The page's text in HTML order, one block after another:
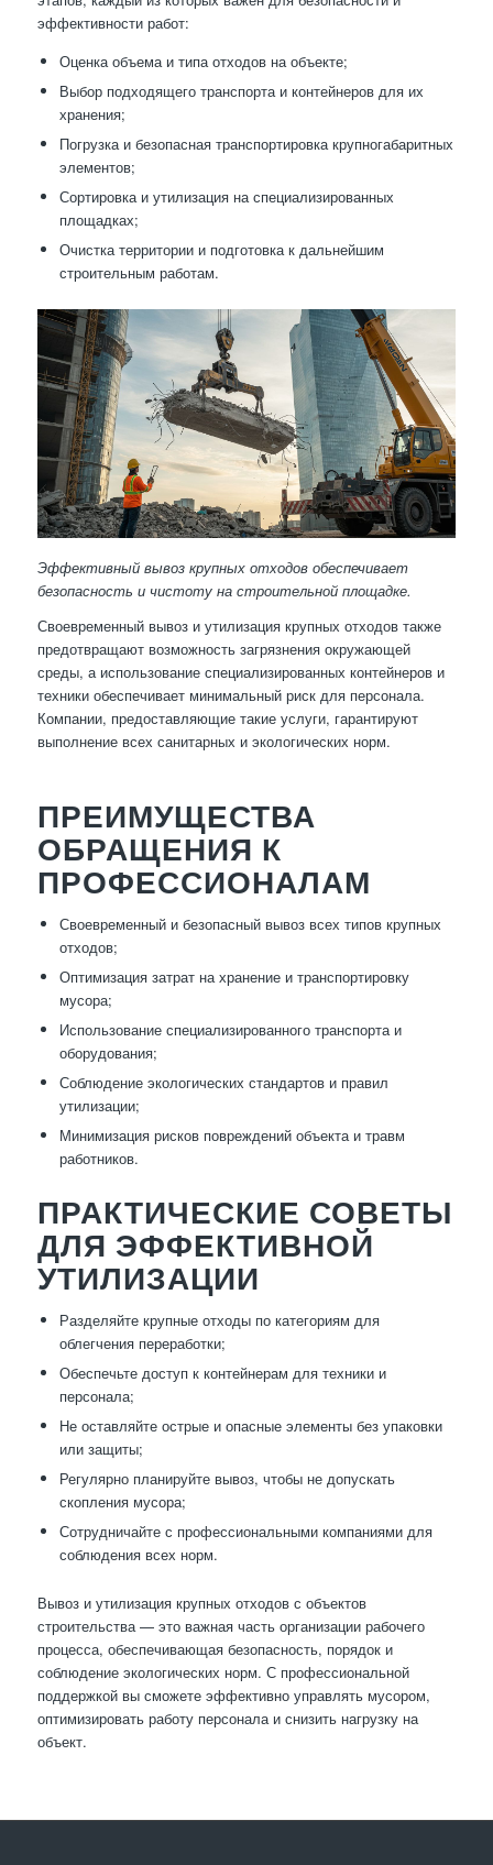
эффективности работ:
Оценка объема и типа отходов на объекте;
Выбор подходящего транспорта и контейнеров для их
хранения;
Погрузка и безопасная транспортировка крупногабаритных
элементов;
Сортировка и утилизация на специализированных
площадках;
Очистка территории и подготовка к дальнейшим
строительным работам.
Эффективный вывоз крупных отходов обеспечивает
безопасность и чистоту на строительной площадке.
Своевременный вывоз и утилизация крупных отходов также
предотвращают возможность загрязнения окружающей
среды, а использование специализированных контейнеров и
техники обеспечивает минимальный риск для персонала.
Компании, предоставляющие такие услуги, гарантируют
выполнение всех санитарных и экологических норм.
ПРЕИМУЩЕСТВА
ОБРАЩЕНИЯ К
ПРОФЕССИОНАЛАМ
Своевременный и безопасный вывоз всех типов крупных
отходов;
Оптимизация затрат на хранение и транспортировку
мусора;
Использование специализированного транспорта и
оборудования;
Соблюдение экологических стандартов и правил
утилизации;
Минимизация рисков повреждений объекта и травм
работников.
ПРАКТИЧЕСКИЕ СОВЕТЫ
ДЛЯ ЭФФЕКТИВНОЙ
УТИЛИЗАЦИИ
Разделяйте крупные отходы по категориям для
облегчения переработки;
Обеспечьте доступ к контейнерам для техники и
персонала;
Не оставляйте острые и опасные элементы без упаковки
или защиты;
Регулярно планируйте вывоз, чтобы не допускать
скопления мусора;
Сотрудничайте с профессиональными компаниями для
соблюдения всех норм.
Вывоз и утилизация крупных отходов с объектов
строительства — это важная часть организации рабочего
процесса, обеспечивающая безопасность, порядок и
соблюдение экологических норм. С профессиональной
поддержкой вы сможете эффективно управлять мусором,
оптимизировать работу персонала и снизить нагрузку на
объект.